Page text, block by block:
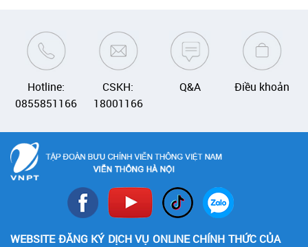
Hotline:
0855851166
CSKH:
18001166
Q&A Điều khoản
WEBSITE ĐĂNG KÝ DỊCH VỤ ONLINE CHÍNH THỨC CỦA